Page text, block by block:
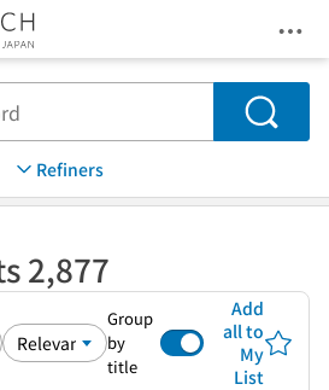
Search
Refiners
2,877
Group
by
title
Add
all to
My
List